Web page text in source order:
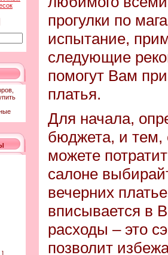
]
прогулки по
испытание,
следующие
помогут Вам
платья.
Для начала,
бюджета, и тем,
можете
салоне
вечерних
вписывается в
расходы – это
позволит